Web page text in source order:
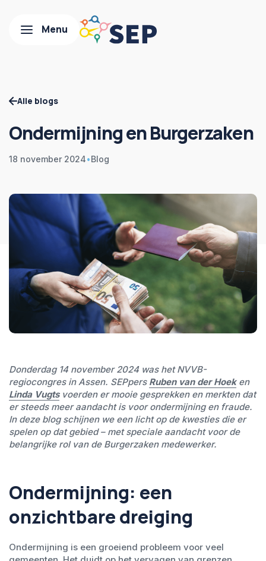
Alle blogs
Ondermijning en Burgerzaken
18 november 2024•Blog
Donderdag 14 november 2024 was het NVVB-
regiocongres in Assen. SEPpers Ruben van der Hoeken
Linda Vugtsvoerden er mooie gesprekken en merkten dat
er steeds meer aandacht is voor ondermijning en fraude.
In deze blog schijnen we een licht op de kwesties die er
spelen op dat gebied – met speciale aandacht voor de
belangrijke rol van de Burgerzaken medewerker.
Ondermijning: een
onzichtbare dreiging
Ondermijning is een groeiend probleem voor veel